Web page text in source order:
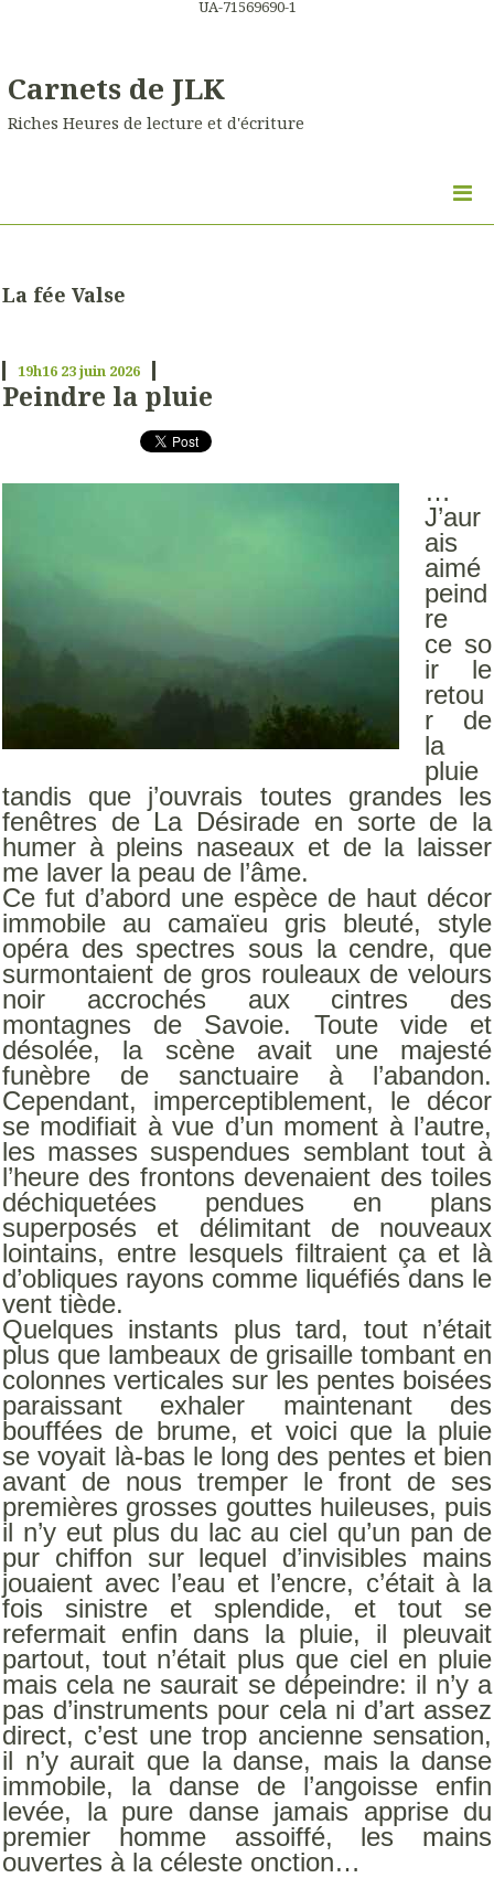
UA-71569690-1
Carnets de JLK
Riches Heures de lecture et d'écriture
La fée Valse
19h16 23juin 2026
Peindre la pluie
…
J’aur
ais
aimé
peind
re
ce so
ir le
retou
r de
la
pluie
tandis que j’ouvrais toutes grandes les
fenêtres de La Désirade en sorte de la
humer à pleins naseaux et de la laisser
me laver la peau de l’âme.
Ce fut d’abord une espèce de haut décor
immobile au camaïeu gris bleuté, style
opéra des spectres sous la cendre, que
surmontaient de gros rouleaux de velours
noir accrochés aux cintres des
montagnes de Savoie. Toute vide et
désolée, la scène avait une majesté
funèbre de sanctuaire à l’abandon.
Cependant, imperceptiblement, le décor
se modifiait à vue d’un moment à l’autre,
les masses suspendues semblant tout à
l’heure des frontons devenaient des toiles
déchiquetées pendues en plans
superposés et délimitant de nouveaux
lointains, entre lesquels filtraient ça et là
d’obliques rayons comme liquéfiés dans le
vent tiède.
Quelques instants plus tard, tout n’était
plus que lambeaux de grisaille tombant en
colonnes verticales sur les pentes boisées
paraissant exhaler maintenant des
bouffées de brume, et voici que la pluie
se voyait là-bas le long des pentes et bien
avant de nous tremper le front de ses
premières grosses gouttes huileuses, puis
il n’y eut plus du lac au ciel qu’un pan de
pur chiffon sur lequel d’invisibles mains
jouaient avec l’eau et l’encre, c’était à la
fois sinistre et splendide, et tout se
refermait enfin dans la pluie, il pleuvait
partout, tout n’était plus que ciel en pluie
mais cela ne saurait se dépeindre: il n’y a
pas d’instruments pour cela ni d’art assez
direct, c’est une trop ancienne sensation,
il n’y aurait que la danse, mais la danse
immobile, la danse de l’angoisse enfin
levée, la pure danse jamais apprise du
premier homme assoiffé, les mains
ouvertes à la céleste onction…